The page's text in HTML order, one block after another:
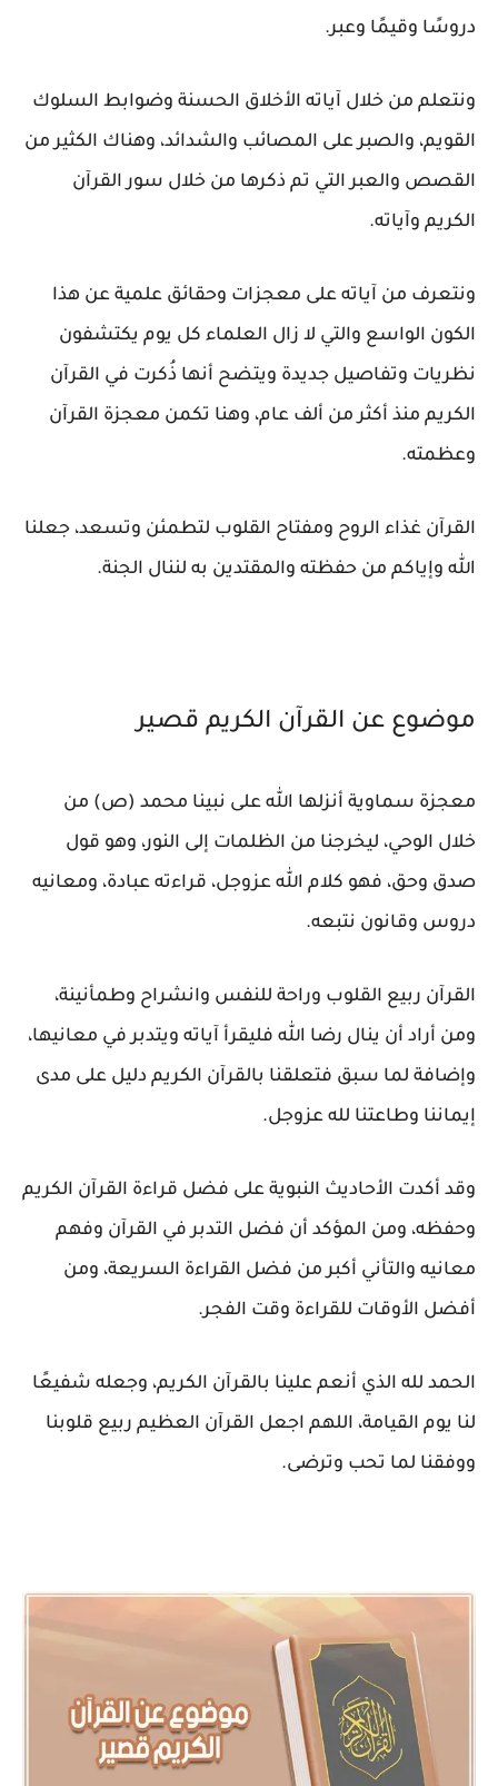
دروسًا وقيمًا وعبر.
ونتعلم من خلال آياته الأخلاق الحسنة وضوابط السلوك
القويم، والصبر على المصائب والشدائد، وهناك الكثير من
القصص والعبر التي تم ذكرها من خلال سور القرآن
الكريم وآياته.
ونتعرف من آياته على معجزات وحقائق علمية عن هذا
الكون الواسع والتي لا زال العلماء كل يوم يكتشفون
نظريات وتفاصيل جديدة ويتضح أنها ذُكرت في القرآن
الكريم منذ أكثر من ألف عام، وهنا تكمن معجزة القرآن
وعظمته.
القرآن غذاء الروح ومفتاح القلوب لتطمئن وتسعد، جعلنا
الله وإياكم من حفظته والمقتدين به لننال الجنة.
موضوع عن القرآن الكريم قصير
معجزة سماوية أنزلها الله على نبينا محمد (ص) من
خلال الوحي، ليخرجنا من الظلمات إلى النور، وهو قول
صدق وحق، فهو كلام الله عزوجل، قراءته عبادة، ومعانيه
دروس وقانون نتبعه.
القرآن ربيع القلوب وراحة للنفس وانشراح وطمأنينة،
ومن أراد أن ينال رضا الله فليقرأ آياته ويتدبر في معانيها،
وإضافة لما سبق فتعلقنا بالقرآن الكريم دليل على مدى
إيماننا وطاعتنا لله عزوجل.
وقد أكدت الأحاديث النبوية على فضل قراءة القرآن الكريم
وحفظه، ومن المؤكد أن فضل التدبر في القرآن وفهم
معانيه والتأني أكبر من فضل القراءة السريعة، ومن
أفضل الأوقات للقراءة وقت الفجر.
الحمد لله الذي أنعم علينا بالقرآن الكريم، وجعله شفيعًا
لنا يوم القيامة، اللهم اجعل القرآن العظيم ربيع قلوبنا
ووفقنا لما تحب وترضى.